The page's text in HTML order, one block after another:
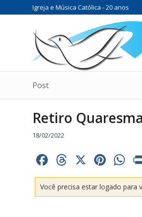
Igreja e Música Católica - 20 anos
Post
Retiro
18/02/2022
Facebook
Threads
X
Você precisa estar logado para